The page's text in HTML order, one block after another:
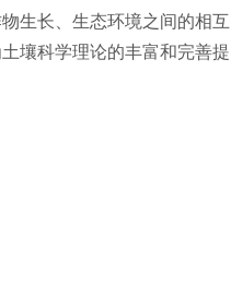
生长、生态环境之间的相互
壤科学理论的丰富和完善提